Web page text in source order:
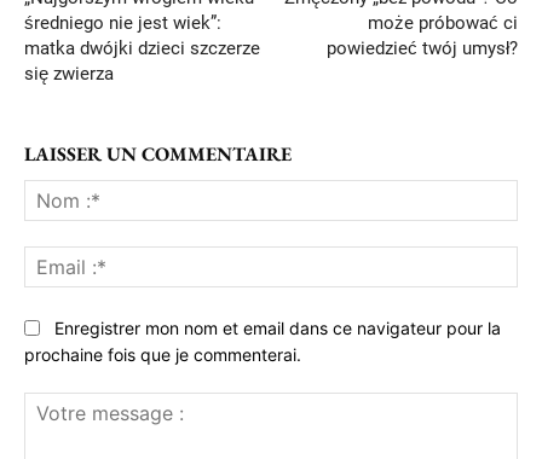
średniego nie jest wiek”:
matka dwójki dzieci szczerze
się zwierza
może próbować ci
powiedzieć twój umysł?
LAISSER UN COMMENTAIRE
:*
:*
Enregistrer mon nom et email dans ce navigateur pour la
prochaine fois que je commenterai.